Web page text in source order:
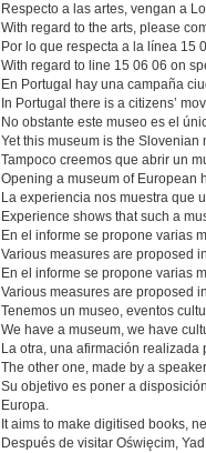
Respecto a las artes, vengan a
With regard to the arts, please
Por lo que respecta a la línea 15
With regard to line 15 06 06 on
En Portugal hay una campaña
In Portugal there is a citizens’
No obstante este museo es el
Yet this museum is the
Tampoco creemos que abrir un
Opening a museum of European
La experiencia nos muestra que
Experience shows that such a
En el informe se propone varias
Various measures are proposed
En el informe se propone varias
Various measures are proposed
Tenemos un museo, eventos
We have a museum, we have
La otra, una afirmación
The other one, made by a
Su objetivo es poner a
Europa.
It aims to make digitised books,
Después de visitar Oświęcim,